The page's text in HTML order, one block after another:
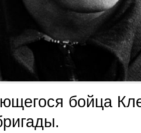
бойца